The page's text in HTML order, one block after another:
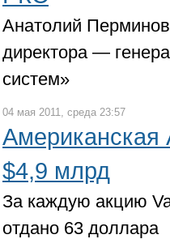
Анатолий Перминов
директора —
систем»
04 мая 2011, среда 23:57
Американская
$4,9 млрд
За каждую акцию
отдано 63 доллара